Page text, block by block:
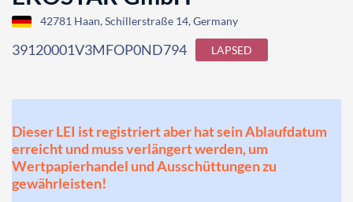
42781 Haan, Schillerstraße 14, Germany
39120001V3MFOP0ND794 LAPSED
Dieser LEI ist registriert aber hat sein Ablaufdatum
erreicht und muss verlängert werden, um
Wertpapierhandel und Ausschüttungen zu
gewährleisten!